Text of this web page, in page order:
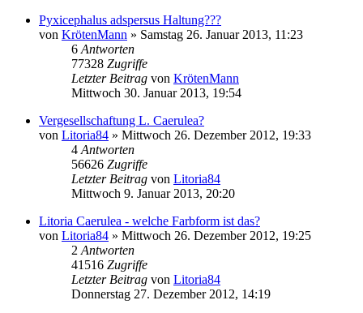
Pyxicephalus adspersus Haltung???
von KrötenMann » Samstag 26. Januar 2013, 11:23
6 Antworten
77328 Zugriffe
Letzter Beitrag von KrötenMann
Mittwoch 30. Januar 2013, 19:54
Vergesellschaftung L. Caerulea?
von Litoria84 » Mittwoch 26. Dezember 2012, 19:33
4 Antworten
56626 Zugriffe
Letzter Beitrag von Litoria84
Mittwoch 9. Januar 2013, 20:20
Litoria Caerulea - welche Farbform ist das?
von Litoria84 » Mittwoch 26. Dezember 2012, 19:25
2 Antworten
41516 Zugriffe
Letzter Beitrag von Litoria84
Donnerstag 27. Dezember 2012, 14:19